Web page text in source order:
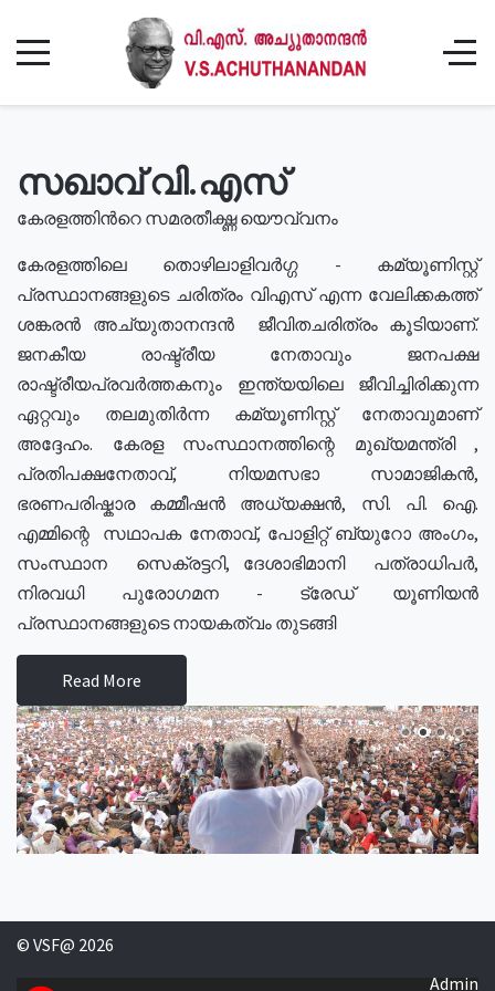
സഖാവ് വി.എസ്
കേരളത്തിൻറെ സമരതീക്ഷ്ണ യൌവ്വനം
കേരളത്തിലെ തൊഴിലാളിവർഗ്ഗ - കമ്യൂണിസ്റ്റ്
പ്രസ്ഥാനങ്ങളുടെ ചരിത്രം വിഎസ് എന്ന വേലിക്കകത്ത്
ശങ്കരൻ അച്യുതാനന്ദൻ ജീവിതചരിത്രം കൂടിയാണ്.
ജനകീയ രാഷ്ട്രീയ നേതാവും ജനപക്ഷ
രാഷ്ട്രീയപ്രവർത്തകനും ഇന്ത്യയിലെ ജീവിച്ചിരിക്കുന്ന
ഏറ്റവും തലമുതിർന്ന കമ്യൂണിസ്റ്റ് നേതാവുമാണ്
അദ്ദേഹം. കേരള സംസ്ഥാനത്തിന്റെ മുഖ്യമന്ത്രി ,
പ്രതിപക്ഷനേതാവ്, നിയമസഭാ സാമാജികൻ,
ഭരണപരിഷ്കാര കമ്മീഷൻ അധ്യക്ഷൻ, സി. പി. ഐ.
എമ്മിന്റെ സഥാപക നേതാവ്, പോളിറ്റ് ബ്യുറോ അംഗം,
സംസ്ഥാന സെക്രട്ടറി, ദേശാഭിമാനി പത്രാധിപർ,
നിരവധി പുരോഗമന - ട്രേഡ് യൂണിയൻ
പ്രസ്ഥാനങ്ങളുടെ നായകത്വം തുടങ്ങി
Read More
© VSF@ 2026
Admin